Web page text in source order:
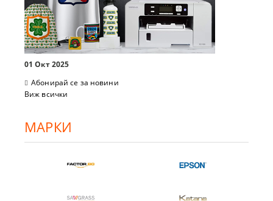
01 Окт 2025
Абонирай се за новини
Виж всички
МАРКИ